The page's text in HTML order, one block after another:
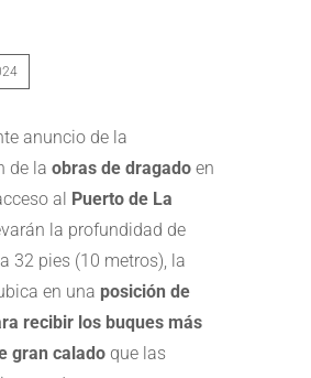
anuncio de la
de la obras de dragado en
al
Puerto de La
la profundidad de
32 pies (10 metros), la
en una posición de
recibir los buques más
gran calado que las